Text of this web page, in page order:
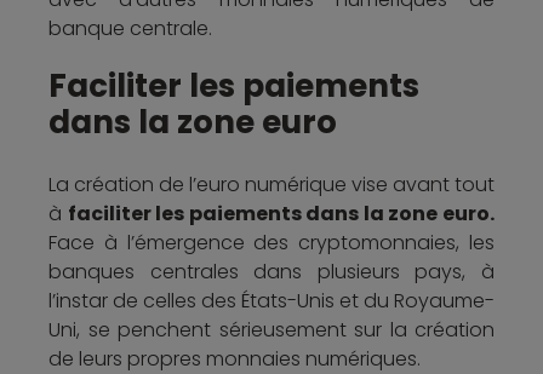
banque centrale.
Faciliter les paiements
dans la zone euro
La création de l’euro numérique vise avant tout
à faciliter les paiements dans la zone euro.
Face à l’émergence des cryptomonnaies, les
banques centrales dans plusieurs pays, à
l’instar de celles des États-Unis et du Royaume-
Uni, se penchent sérieusement sur la création
de leurs propres monnaies numériques.